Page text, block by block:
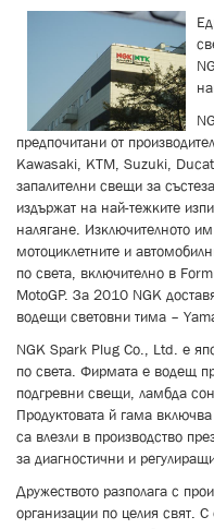
предпочитани от
Kawasaki, KTM, Suzuki,
запалителни свещи за
издържат на най-тежките
налягане. Изключителното
мотоциклетните и
по света, включително в
MotoGP. За 2010 NGK
водещи световни тима –
NGK Spark Plug Co., Ltd. е
по света. Фирмата е водещ
подгревни свещи, ламбда
Продуктовата й гама включва
са влезли в производство
за диагностични и
Дружеството разполага с
организации по целия свят. С